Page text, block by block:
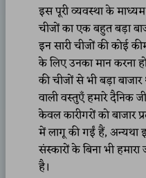
इस पूरी व्यवस्था के
चीजों का एक बहुत बड़ा
इन सारी चीजों की कोई
के लिए उनका मान करना
की चीजों से भी बड़ा
वाली वस्तुएँ हमारे दैनिक
केवल कारीगरों को बाजार
में लागू की गईं हैं,
संस्कारों के बिना भी
है।